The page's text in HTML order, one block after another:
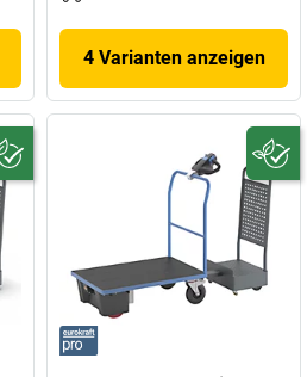
4 Varianten anzeigen